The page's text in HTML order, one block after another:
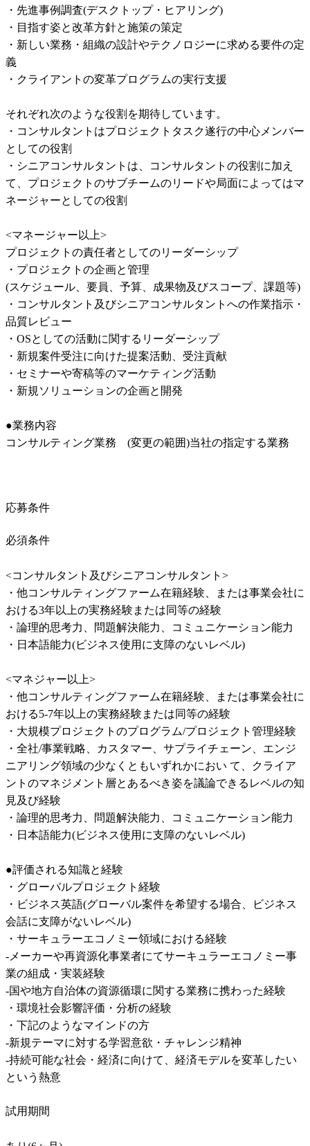
・先進事例調査(デスクトップ・ヒアリング)
・目指す姿と改革⽅針と施策の策定
・新しい業務・組織の設計やテクノロジーに求める要件の定
義
・クライアントの変革プログラムの実⾏⽀援
それぞれ次のような役割を期待しています。
・コンサルタントはプロジェクトタスク遂⾏の中⼼メンバー
としての役割
・シニアコンサルタントは、コンサルタントの役割に加え
て、プロジェクトのサブチームのリードや局⾯によってはマ
ネージャーとしての役割
<マネージャー以上>
プロジェクトの責任者としてのリーダーシップ
・プロジェクトの企画と管理
(スケジュール、要員、予算、成果物及びスコープ、課題等)
・コンサルタント及びシニアコンサルタントへの作業指⽰・
品質レビュー
・OSとしての活動に関するリーダーシップ
・新規案件受注に向けた提案活動、受注貢献
・セミナーや寄稿等のマーケティング活動
・新規ソリューションの企画と開発
●業務内容
コンサルティング業務　(変更の範囲)当社の指定する業務
応募条件
必須条件
<コンサルタント及びシニアコンサルタント>
・他コンサルティングファーム在籍経験、または事業会社に
おける3年以上の実務経験または同等の経験
・論理的思考力、問題解決能力、コミュニケーション能力
・日本語能力(ビジネス使用に支障のないレベル)
<マネジャー以上>
・他コンサルティングファーム在籍経験、または事業会社に
おける5-7年以上の実務経験または同等の経験
・大規模プロジェクトのプログラム/プロジェクト管理経験
・全社/事業戦略、カスタマー、サプライチェーン、エンジ
ニアリング領域の少なくともいずれかにおい て、クライア
ントのマネジメント層とあるべき姿を議論できるレベルの知
見及び経験
・論理的思考力、問題解決能力、コミュニケーション能力
・日本語能力(ビジネス使用に支障のないレベル)
●評価される知識と経験
・グローバルプロジェクト経験
・ビジネス英語(グローバル案件を希望する場合、ビジネス
会話に支障がないレベル)
・サーキュラーエコノミー領域における経験
-メーカーや再資源化事業者にてサーキュラーエコノミー事
業の組成・実装経験
-国や地方自治体の資源循環に関する業務に携わった経験
・環境社会影響評価・分析の経験
・下記のようなマインドの方
-新規テーマに対する学習意欲・チャレンジ精神
-持続可能な社会・経済に向けて、経済モデルを変革したい
という熱意
試用期間